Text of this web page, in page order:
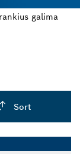
galima
Sort